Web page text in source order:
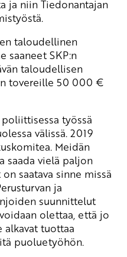
ja niin Tiedonantajan
taloudellinen
saaneet SKP:n
taloudellisen
tovereille 50 000 €
työssä
välissä. 2019
Meidän
saada vielä paljon
saatava sinne missä
ja
suunnittelut
olettaa, että jo
alkavat tuottaa
puoluetyöhön.